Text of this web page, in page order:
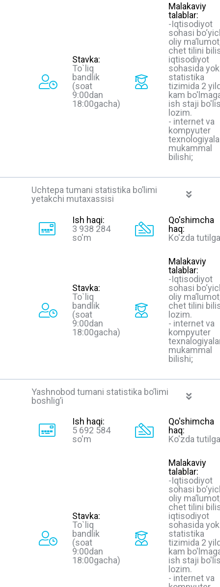
Stavka:
To`liq
bandlik
(soat
9:00dan
18:00gacha)
Malakaviy
talablar:
-Iqtisodiyot
sohasi
oliy
chet tilini
iqtisodiyot
sohasida
statistika
tizimida 2
kam
ish staji
lozim.
- internet va
kompyuter
mukammal
bilishi;
Uchtepa tumani statistika bo’limi
yetakchi mutaxassisi
Ish haqi:
3 938 284
so'm
Qo'shimcha
haq:
Ko'zda
Stavka:
To`liq
bandlik
(soat
9:00dan
18:00gacha)
Malakaviy
talablar:
-Iqtisodiyot
sohasi
oliy
chet tilini
lozim.
- internet va
kompyuter
mukammal
bilishi;
Yashnobod tumani statistika bo’limi
boshlig’i
Ish haqi:
5 692 584
so'm
Qo'shimcha
haq:
Ko'zda
Stavka:
To`liq
bandlik
(soat
9:00dan
18:00gacha)
Malakaviy
talablar:
-Iqtisodiyot
sohasi
oliy
chet tilini
iqtisodiyot
sohasida
statistika
tizimida 2
kam
ish staji
lozim.
- internet va